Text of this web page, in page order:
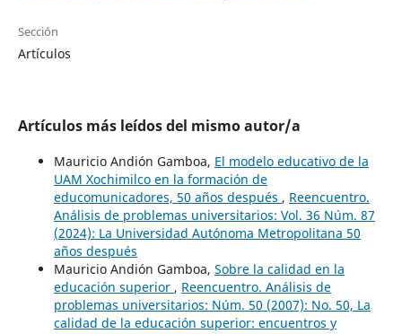
Sección
Artículos
Artículos más leídos del mismo autor/a
Mauricio Andión Gamboa, El modelo educativo de la
UAM Xochimilco en la formación de
educomunicadores, 50 años después , Reencuentro.
Análisis de problemas universitarios: Vol. 36 Núm. 87
(2024): La Universidad Autónoma Metropolitana 50
años después
Mauricio Andión Gamboa, Sobre la calidad en la
educación superior , Reencuentro. Análisis de
problemas universitarios: Núm. 50 (2007): No. 50, La
calidad de la educación superior: encuentros y